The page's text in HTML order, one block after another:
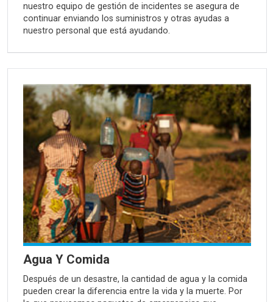
nuestro equipo de gestión de incidentes se asegura de
continuar enviando los suministros y otras ayudas a
nuestro personal que está ayudando.
Agua Y Comida
Después de un desastre, la cantidad de agua y la comida
pueden crear la diferencia entre la vida y la muerte. Por